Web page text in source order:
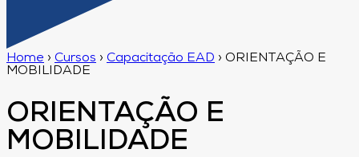
Home › Cursos › Capacitação EAD › ORIENTAÇÃO E
MOBILIDADE
ORIENTAÇÃO E
MOBILIDADE